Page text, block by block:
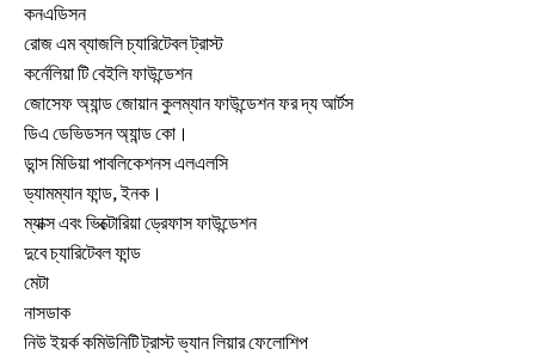
কনএডিসন
রোজ এম ব্যাজলি চ্যারিটেবল ট্রাস্ট
কর্নেলিয়া টি বেইলি ফাউন্ডেশন
জোসেফ অ্যান্ড জোয়ান কুলম্যান ফাউন্ডেশন ফর দ্য আর্টস
ডিএ ডেভিডসন অ্যান্ড কো।
ডান্স মিডিয়া পাবলিকেশনস এলএলসি
ড্যামম্যান ফান্ড, ইনক।
ম্যাক্স এবং ভিক্টোরিয়া ড্রেফাস ফাউন্ডেশন
দুবে চ্যারিটেবল ফান্ড
মেটা
নাসডাক
নিউ ইয়র্ক কমিউনিটি ট্রাস্ট ভ্যান লিয়ার ফেলোশিপ